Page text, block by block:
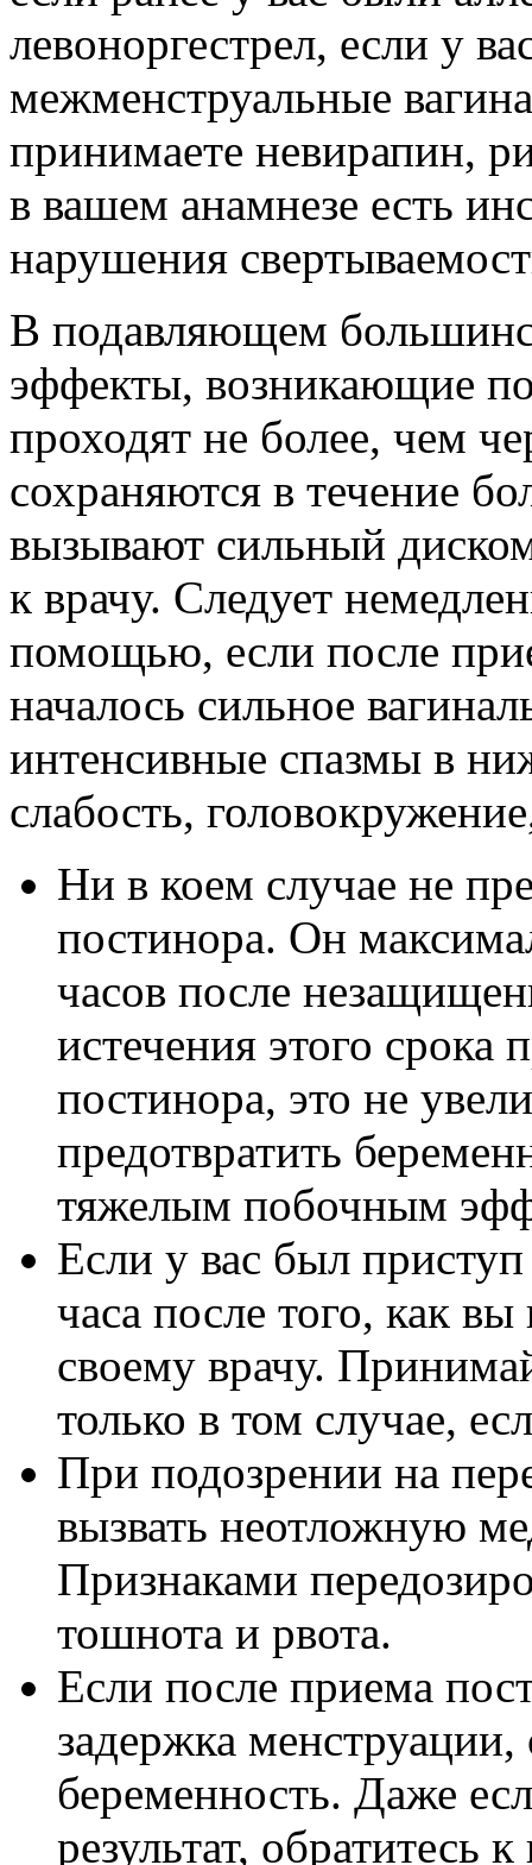
левоноргестрел, если у
межменструальные
принимаете невирапин,
в вашем анамнезе есть
нарушения
В подавляющем
эффекты, возникающие
проходят не более, чем
сохраняются в течение
вызывают сильный
к врачу. Следует
помощью, если после
началось сильное
интенсивные спазмы в
слабость,
Ни в коем случае не
постинора. Он
часов после
истечения этого срока
постинора, это не
предотвратить
тяжелым побочным
Если у вас был
часа после того, как
своему врачу.
только в том случае,
При подозрении на
вызвать неотложную
Признаками
тошнота и рвота.
Если после приема
задержка менструации,
беременность. Даже
результат, обратитесь к